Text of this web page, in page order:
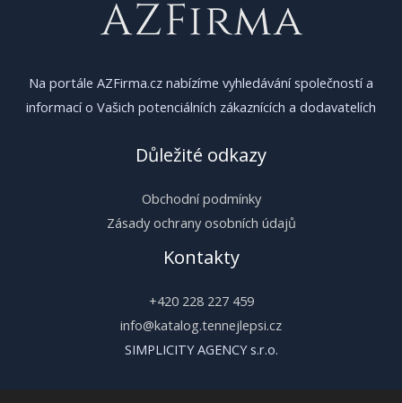
Na portále AZFirma.cz nabízíme vyhledávání společností a
informací o Vašich potenciálních zákaznících a dodavatelích
Důležité odkazy
Obchodní podmínky
Zásady ochrany osobních údajů
Kontakty
+420 228 227 459
info@katalog.tennejlepsi.cz
SIMPLICITY AGENCY s.r.o.